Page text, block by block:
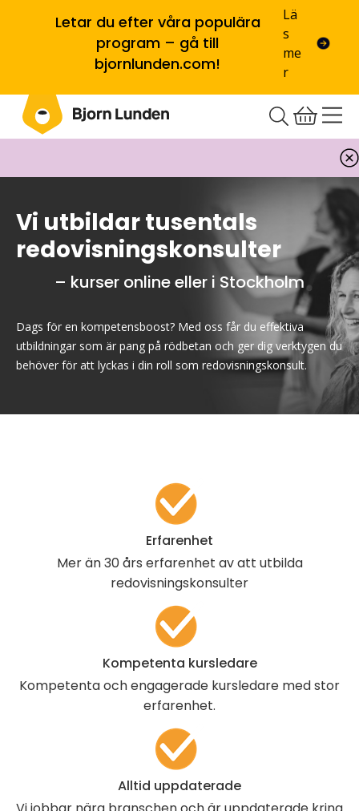
Letar du efter våra populära
program – gå till
bjornlunden.com!
Lä
s
me
r
Vi utbildar tusentals
redovisningskonsulter
– kurser online eller i Stockholm
Dags för en kompetensboost? Med oss får du effektiva
utbildningar som är pang på rödbetan och ger dig verktygen du
behöver för att lyckas i din roll som redovisningskonsult.
Erfarenhet
Mer än 30 års erfarenhet av att utbilda
redovisnings­konsulter
Kompetenta kursledare
Kompetenta och engagerade kursledare med stor
erfarenhet.
Alltid uppdaterade